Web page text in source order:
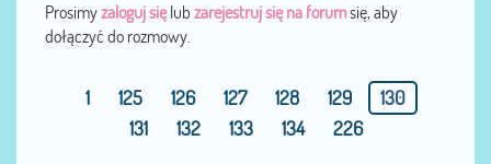
Prosimyzaloguj sięlub zarejestruj się na forumsię, aby
dołączyć do rozmowy.
1 125 126 127 128 129
130
131
132 133 134 226